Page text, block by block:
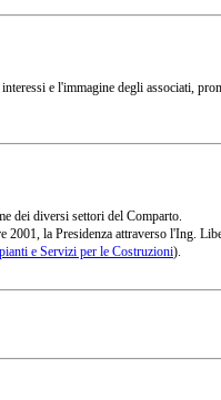
e l'immagine degli associati,
dei diversi settori del Comparto.
2001, la Presidenza attraverso l'Ing.
e Servizi per le Costruzioni).